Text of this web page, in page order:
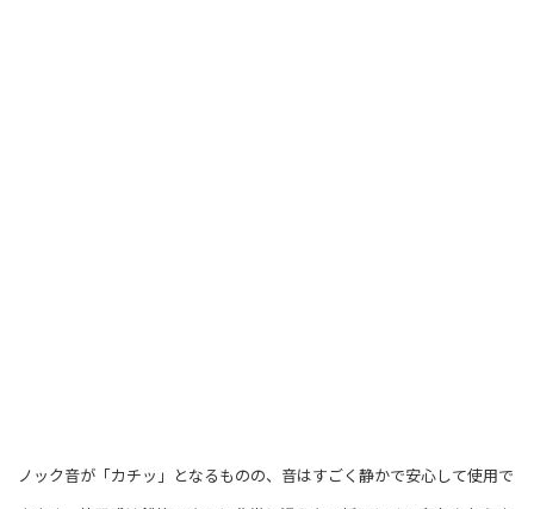
ノック音が「カチッ」となるものの、音はすごく静かで安心して使用で